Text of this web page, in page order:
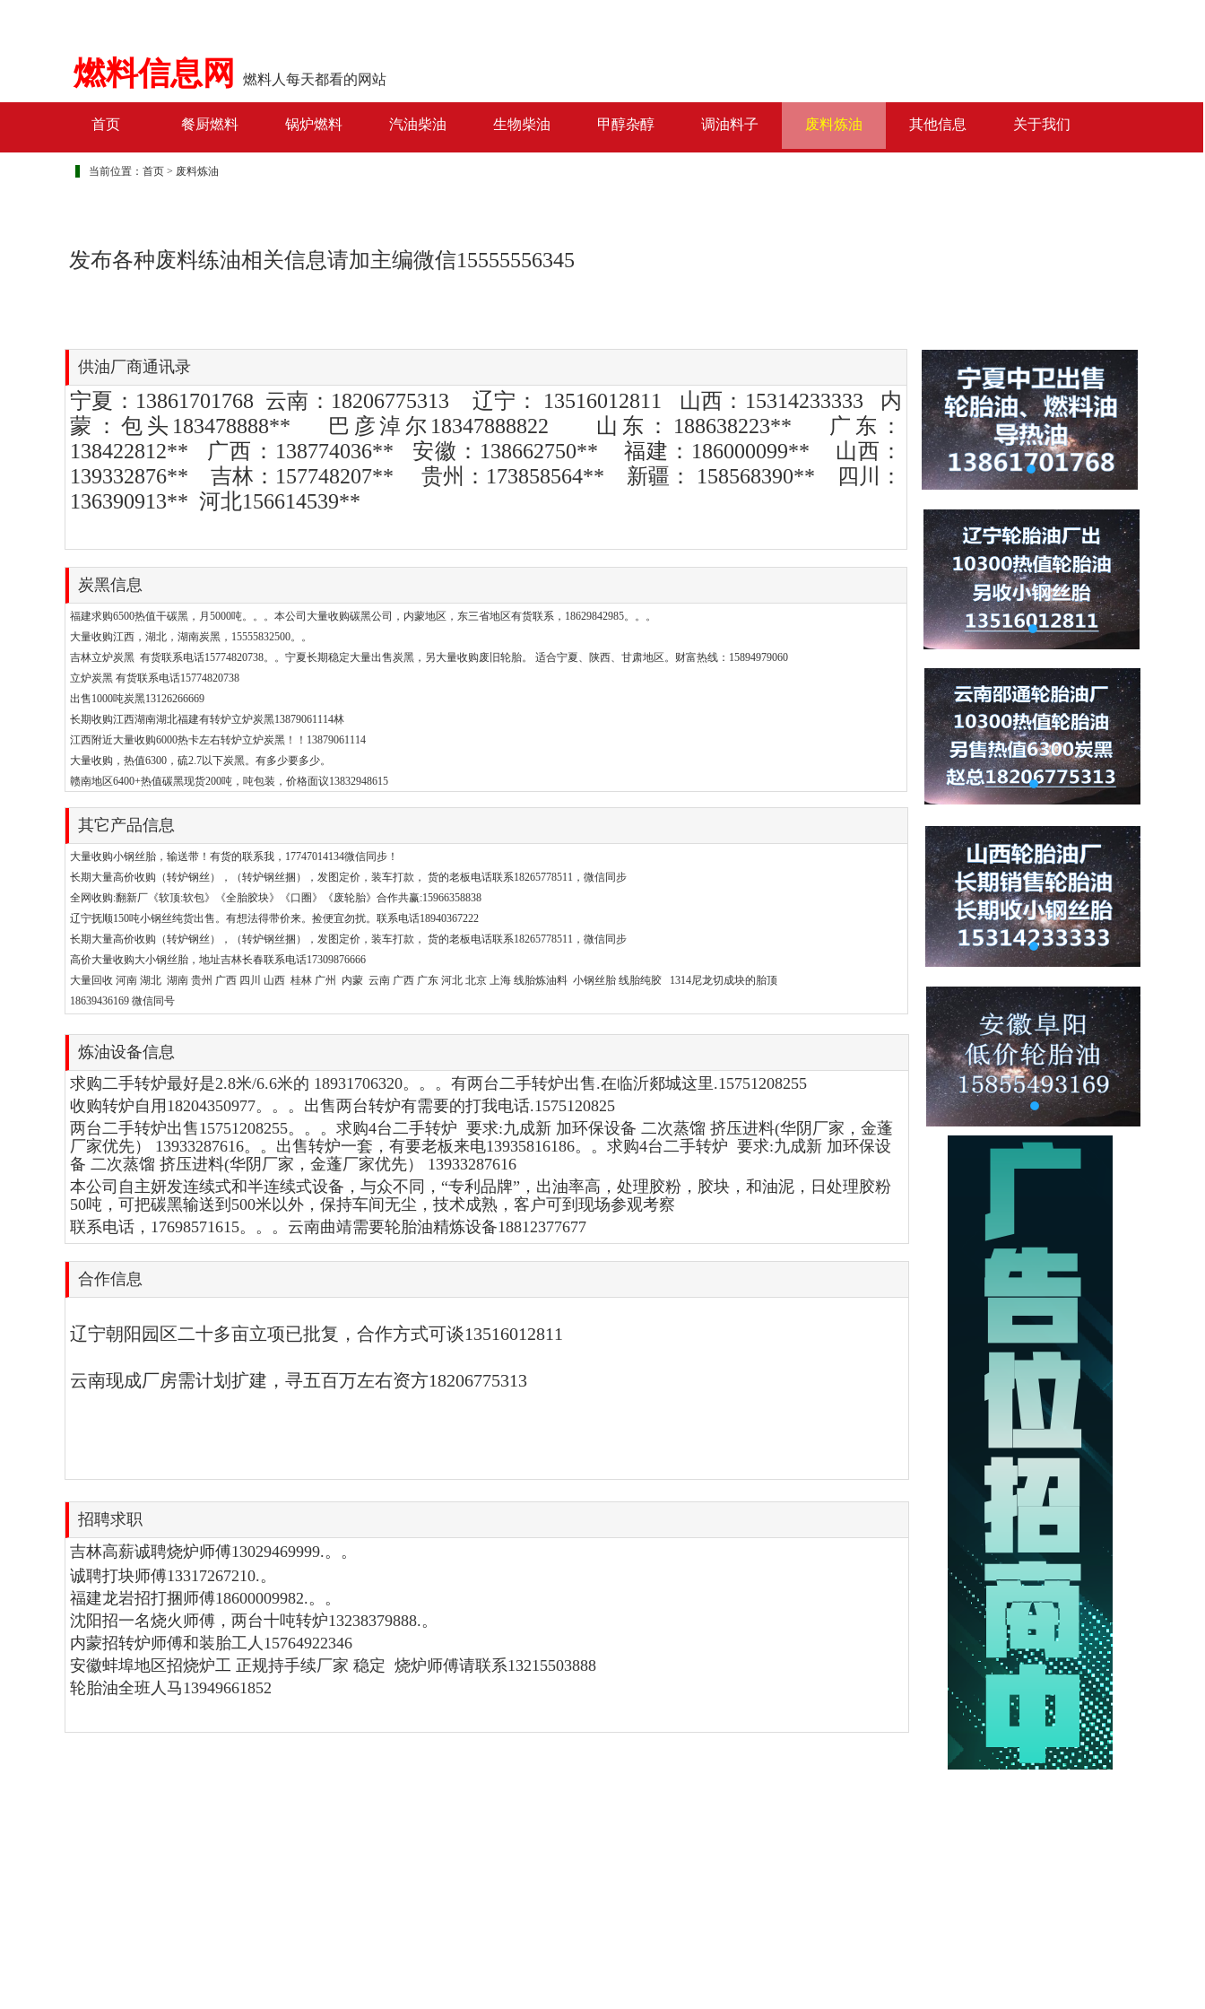
燃料信息网 燃料人每天都看的网站
首页 餐厨燃料 锅炉燃料 汽油柴油 生物柴油 甲醇杂醇 调油料子 废料炼油 其他信息 关于我们
当前位置： 首页 > 废料炼油
发布各种废料练油相关信息请加主编微信15555556345
供油厂商通讯录
宁夏：13861701768 云南：18206775313 辽宁： 13516012811 山西：15314233333 内
蒙：包头183478888** 巴彦淖尔18347888822 山东：188638223**
广东：
138422812** 广西：138774036** 安徽：138662750** 福建：186000099**
山西：
139332876** 吉林：157748207** 贵州：173858564** 新疆： 158568390**
四川：
136390913** 河北156614539**
1
炭黑信息
福建求购6500热值干碳黑，月5000吨。。。本公司大量收购碳黑公司，内蒙地区，东三省地区有货联系，18629842985。。。
大量收购江西，湖北，湖南炭黑，15555832500。。
吉林立炉炭黑 有货联系电话15774820738。。宁夏长期稳定大量出售炭黑，另大量收购废旧轮胎。 适合宁夏、陕西、甘肃地区。财富热线：15894979060
立炉炭黑 有货联系电话15774820738
出售1000吨炭黑13126266669
长期收购江西湖南湖北福建有转炉立炉炭黑13879061114林
江西附近大量收购6000热卡左右转炉立炉炭黑！！13879061114
大量收购，热值6300，硫2.7以下炭黑。有多少要多少。
赣南地区6400+热值碳黑现货200吨，吨包装，价格面议13832948615
其它产品信息
大量收购小钢丝胎，输送带！有货的联系我，17747014134微信同步！
长期大量高价收购（转炉钢丝），（转炉钢丝捆），发图定价，装车打款， 货的老板电话联系18265778511，微信同步
全网收购:翻新厂《软顶:软包》《全胎胶块》《口圈》《废轮胎》合作共赢:15966358838
辽宁抚顺150吨小钢丝纯货出售。有想法得带价来。捡便宜勿扰。联系电话18940367222
长期大量高价收购（转炉钢丝），（转炉钢丝捆），发图定价，装车打款， 货的老板电话联系18265778511，微信同步
高价大量收购大小钢丝胎，地址吉林长春联系电话17309876666
大量回收 河南 湖北 湖南 贵州 广西 四川 山西 桂林 广州 内蒙 云南 广西 广东 河北 北京 上海 线胎炼油料 小钢丝胎 线胎纯胶 1314尼龙切成块的胎顶
18639436169 微信同号
1
1
炼油设备信息
求购二手转炉最好是2.8米/6.6米的 18931706320。。。有两台二手转炉出售.在临沂郯城这里.15751208255
收购转炉自用18204350977。。。出售两台转炉有需要的打我电话.1575120825
两台二手转炉出售15751208255。。。求购4台二手转炉 要求:九成新 加环保设备 二次蒸馏 挤压进料(华阴厂家，金蓬
厂家优先） 13933287616。。出售转炉一套，有要老板来电13935816186。。求购4台二手转炉 要求:九成新 加环保设
备 二次蒸馏 挤压进料(华阴厂家，金蓬厂家优先） 13933287616
本公司自主妍发连续式和半连续式设备，与众不同，“专利品牌”，出油率高，处理胶粉，胶块，和油泥，日处理胶粉
50吨，可把碳黑输送到500米以外，保持车间无尘，技术成熟，客户可到现场参观考察
联系电话，17698571615。。。云南曲靖需要轮胎油精炼设备18812377677
合作信息
辽宁朝阳园区二十多亩立项已批复，合作方式可谈13516012811
云南现成厂房需计划扩建，寻五百万左右资方18206775313
招聘求职
吉林高薪诚聘烧炉师傅13029469999.。。
诚聘打块师傅13317267210.。
福建龙岩招打捆师傅18600009982.。。
沈阳招一名烧火师傅，两台十吨转炉13238379888.。
内蒙招转炉师傅和装胎工人15764922346
安徽蚌埠地区招烧炉工 正规持手续厂家 稳定 烧炉师傅请联系13215503888
轮胎油全班人马13949661852